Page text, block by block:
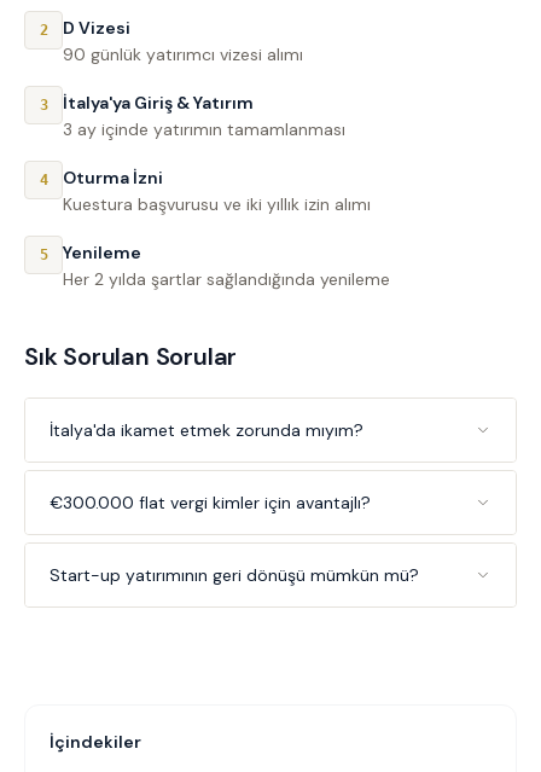
2
D Vizesi
90 günlük yatırımcı vizesi alımı
3
İtalya'ya Giriş & Yatırım
3 ay içinde yatırımın tamamlanması
4
Oturma İzni
Kuestura başvurusu ve iki yıllık izin alımı
5
Yenileme
Her 2 yılda şartlar sağlandığında yenileme
Sık Sorulan Sorular
İtalya'da ikamet etmek zorunda mıyım?
€300.000 flat vergi kimler için avantajlı?
Start-up yatırımının geri dönüşü mümkün mü?
İçindekiler